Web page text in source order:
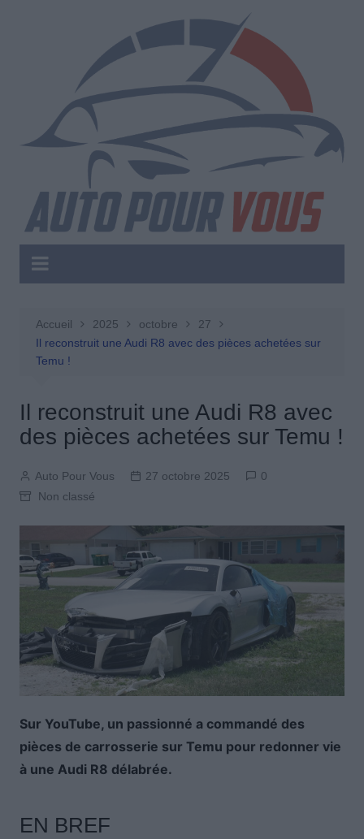
Accueil 2025 octobre
27
Il reconstruit une Audi R8 avec des pièces achetées sur
Temu !
Il reconstruit une Audi R8 avec
des pièces achetées sur Temu !
Auto Pour Vous 27 octobre 2025
0
Non classé
Sur YouTube, un passionné a commandé des
pièces de carrosserie sur Temu pour redonner vie
à une Audi R8 délabrée.
EN BREF